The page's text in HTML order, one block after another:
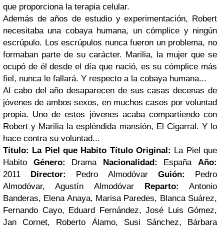
que proporciona la terapia celular.
Además de años de estudio y experimentación, Robert
necesitaba una cobaya humana, un cómplice y ningún
escrúpulo. Los escrúpulos nunca fueron un problema, no
formaban parte de su carácter. Marilia, la mujer que se
ocupó de él desde el día que nació, es su cómplice más
fiel, nunca le fallará. Y respecto a la cobaya humana...
Al cabo del año desaparecen de sus casas decenas de
jóvenes de ambos sexos, en muchos casos por voluntad
propia. Uno de estos jóvenes acaba compartiendo con
Robert y Marilia la espléndida mansión, El Cigarral. Y lo
hace contra su voluntad...
Título: La Piel que Habito Título Original: La Piel que
Habito Género: Drama Nacionalidad: EspañaAño:
2011 Director: Pedro Almodóvar Guión: Pedro
Almodóvar, Agustín Almodóvar Reparto: Antonio
Banderas, Elena Anaya, Marisa Paredes, Blanca Suárez,
Fernando Cayo, Eduard Fernández, José Luis Gómez,
Jan Cornet, Roberto Álamo, Susi Sánchez, Bárbara